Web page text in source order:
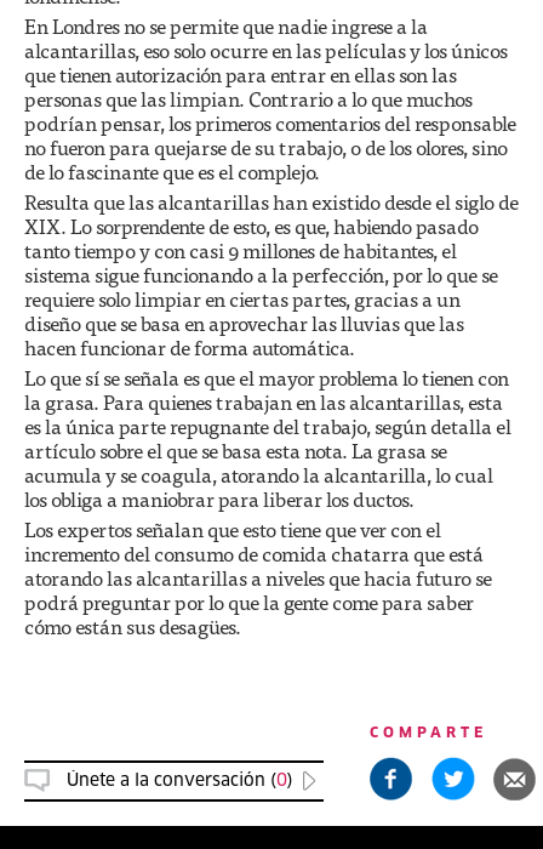
En Londres no se permite que nadie ingrese a la
alcantarillas, eso solo ocurre en las películas y los únicos
que tienen autorización para entrar en ellas son las
personas que las limpian. Contrario a lo que muchos
podrían pensar, los primeros comentarios del responsable
no fueron para quejarse de su trabajo, o de los olores, sino
de lo fascinante que es el complejo.
Resulta que las alcantarillas han existido desde el siglo de
XIX. Lo sorprendente de esto, es que, habiendo pasado
tanto tiempo y con casi 9 millones de habitantes, el
sistema sigue funcionando a la perfección, por lo que se
requiere solo limpiar en ciertas partes, gracias a un
diseño que se basa en aprovechar las lluvias que las
hacen funcionar de forma automática.
Lo que sí se señala es que el mayor problema lo tienen con
la grasa. Para quienes trabajan en las alcantarillas, esta
es la única parte repugnante del trabajo, según detalla el
artículo sobre el que se basa esta nota. La grasa se
acumula y se coagula, atorando la alcantarilla, lo cual
los obliga a maniobrar para liberar los ductos.
Los expertos señalan que esto tiene que ver con el
incremento del consumo de comida chatarra que está
atorando las alcantarillas a niveles que hacia futuro se
podrá preguntar por lo que la gente come para saber
cómo están sus desagües.
Únete a la conversación (0)
COMPARTE